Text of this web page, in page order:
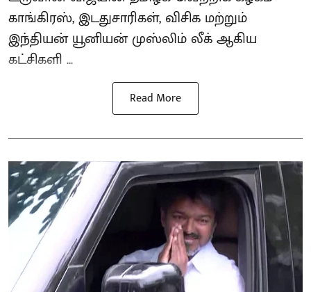
காங்கிரஸ், இடதுசாரிகள், விசிக மற்றும்
இந்தியன் யூனியன் முஸ்லிம் லீக் ஆகிய
கட்சிகளி ...
Read More